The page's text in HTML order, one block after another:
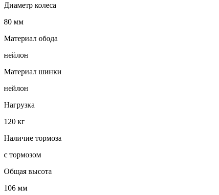
Диаметр колеса
80 мм
Материал обода
нейлон
Материал шинки
нейлон
Нагрузка
120 кг
Наличие тормоза
с тормозом
Общая высота
106 мм